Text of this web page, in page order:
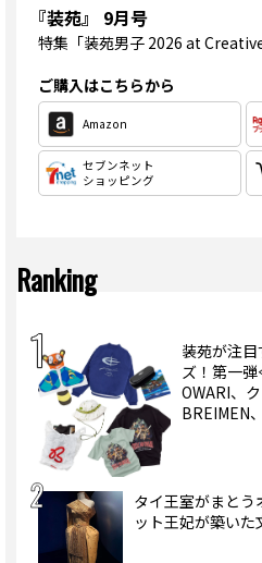
『装苑』 9月号
特集 「装苑男子 2026 at
ご購入はこちらから
Amazon
セブンネット
ショッピング
Ranking
装苑が注
ズ！第一
OWARI、
BREIMEN
タイ王室がまとう
ット王妃が築いた